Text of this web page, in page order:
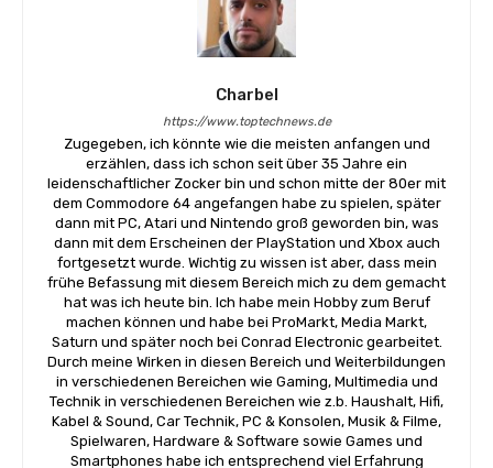
Charbel
https://www.toptechnews.de
Zugegeben, ich könnte wie die meisten anfangen und
erzählen, dass ich schon seit über 35 Jahre ein
leidenschaftlicher Zocker bin und schon mitte der 80er mit
dem Commodore 64 angefangen habe zu spielen, später
dann mit PC, Atari und Nintendo groß geworden bin, was
dann mit dem Erscheinen der PlayStation und Xbox auch
fortgesetzt wurde. Wichtig zu wissen ist aber, dass mein
frühe Befassung mit diesem Bereich mich zu dem gemacht
hat was ich heute bin. Ich habe mein Hobby zum Beruf
machen können und habe bei ProMarkt, Media Markt,
Saturn und später noch bei Conrad Electronic gearbeitet.
Durch meine Wirken in diesen Bereich und Weiterbildungen
in verschiedenen Bereichen wie Gaming, Multimedia und
Technik in verschiedenen Bereichen wie z.b. Haushalt, Hifi,
Kabel & Sound, Car Technik, PC & Konsolen, Musik & Filme,
Spielwaren, Hardware & Software sowie Games und
Smartphones habe ich entsprechend viel Erfahrung